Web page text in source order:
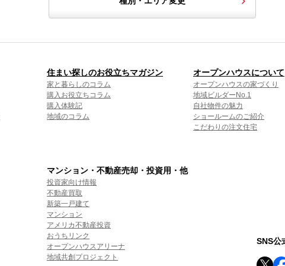
住まい探しのお役立ちマガジン
家と暮らしのコラム
購入お役立ちコラム
購入体験記
地域のコラム
オープンハウスについて
オープンハウスの家づくり
地域ビルダーNo.1
自社物件の魅力
ショールームのご紹介
こだわりの注文住宅
マンション・不動産売却・投資用・他
投資家向け情報
不動産買取
新築一戸建て
マンション
アメリカ不動産投資
おうちリンク
オープンハウスアリーナ
地域共創プロジェクト
SNS公